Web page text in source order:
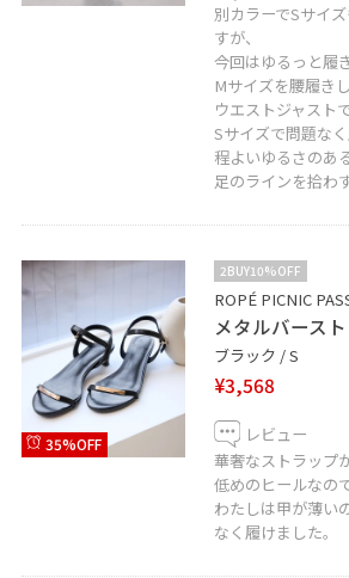
別カラーでSサイ
すが、
今回はゆるっと履
Mサイズを腰履き
ウエストジャスト
Sサイズで問題な
程よいゆるさのあ
足のラインを拾わ
35%OFF
2BUY10%OFF
ROPÉ PICNIC
メタルバース
ブラック / S
¥3,568
レビュー
華奢なストラップ
低めのヒールなの
わたしは甲が薄い
なく履けました。